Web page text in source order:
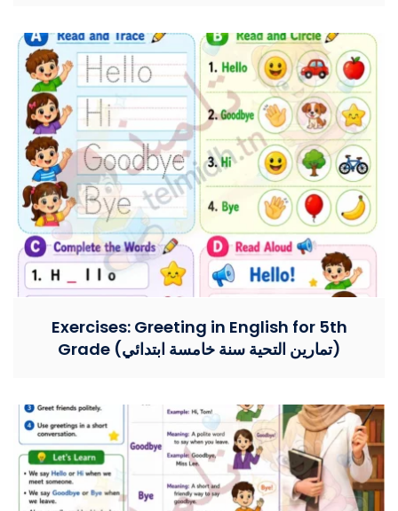
Exercises: Greeting in English for 5th
Grade (تمارين التحية سنة خامسة ابتدائي)